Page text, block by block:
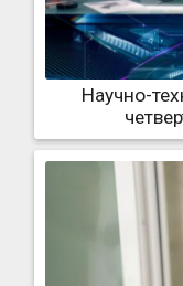
Научно-